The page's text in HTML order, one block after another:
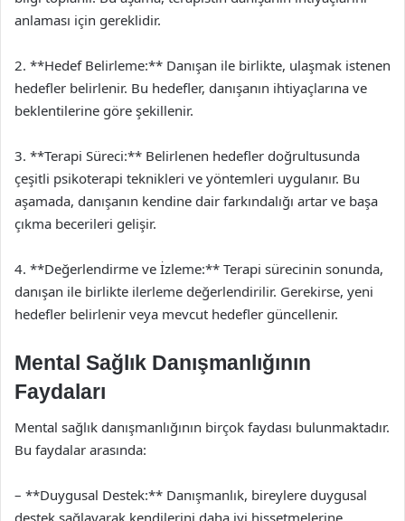
anlaması için gereklidir.
2. **Hedef Belirleme:** Danışan ile birlikte, ulaşmak istenen
hedefler belirlenir. Bu hedefler, danışanın ihtiyaçlarına ve
beklentilerine göre şekillenir.
3. **Terapi Süreci:** Belirlenen hedefler doğrultusunda
çeşitli psikoterapi teknikleri ve yöntemleri uygulanır. Bu
aşamada, danışanın kendine dair farkındalığı artar ve başa
çıkma becerileri gelişir.
4. **Değerlendirme ve İzleme:** Terapi sürecinin sonunda,
danışan ile birlikte ilerleme değerlendirilir. Gerekirse, yeni
hedefler belirlenir veya mevcut hedefler güncellenir.
Mental Sağlık Danışmanlığının
Faydaları
Mental sağlık danışmanlığının birçok faydası bulunmaktadır.
Bu faydalar arasında:
– **Duygusal Destek:** Danışmanlık, bireylere duygusal
destek sağlayarak kendilerini daha iyi hissetmelerine